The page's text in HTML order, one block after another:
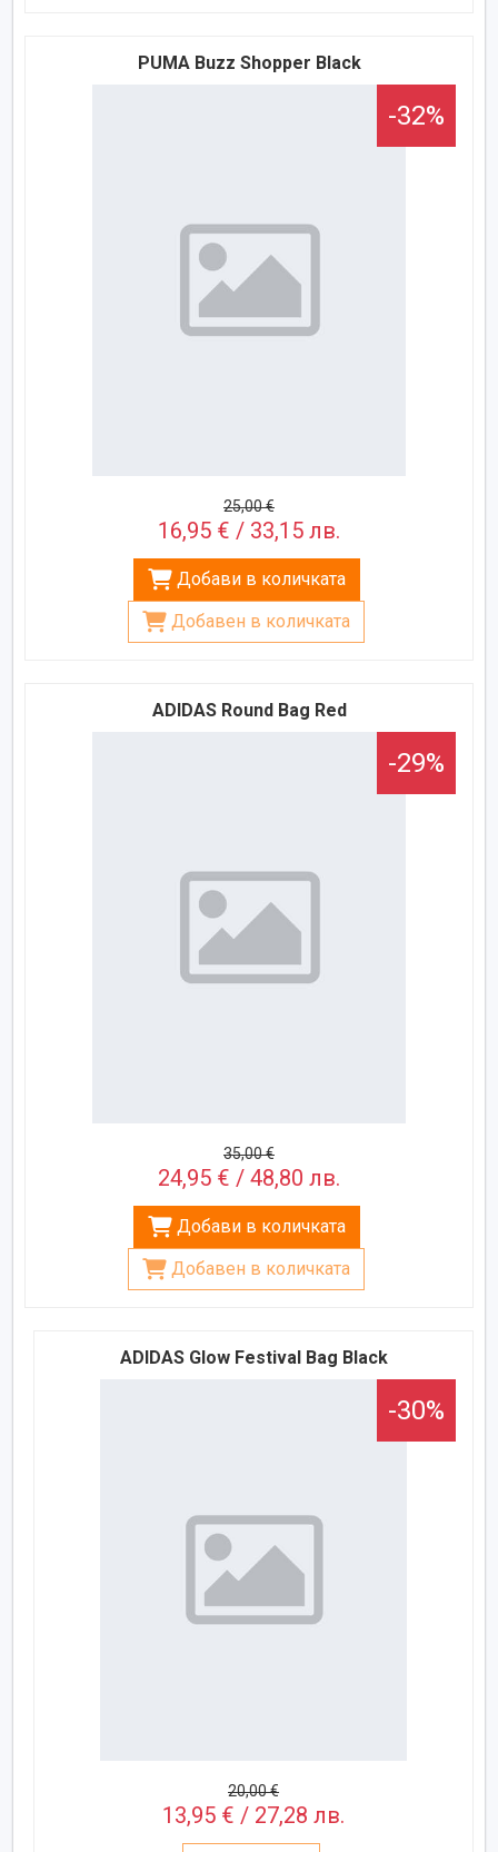
PUMA Buzz Shopper Black
-32%
25,00 €
16,95 € / 33,15 лв.
Добави в количката
Добавен в количката
ADIDAS Round Bag Red
-29%
35,00 €
24,95 € / 48,80 лв.
Добави в количката
Добавен в количката
ADIDAS Glow Festival Bag Black
-30%
20,00 €
13,95 € / 27,28 лв.